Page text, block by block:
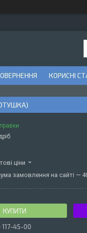
КОРИСНІ
ціни
замовлення на сайті —
КУПИТИ
45-00